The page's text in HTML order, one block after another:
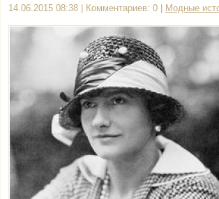
14.06.2015 08:38 | Комментариев: 0 | Модные